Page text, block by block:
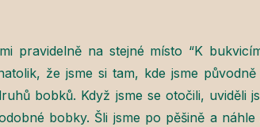
pravidelně na stejné místo “K
že jsme si tam, kde jsme
bobků. Když jsme se otočili, uviděli
bobky. Šli jsme po pěšině a